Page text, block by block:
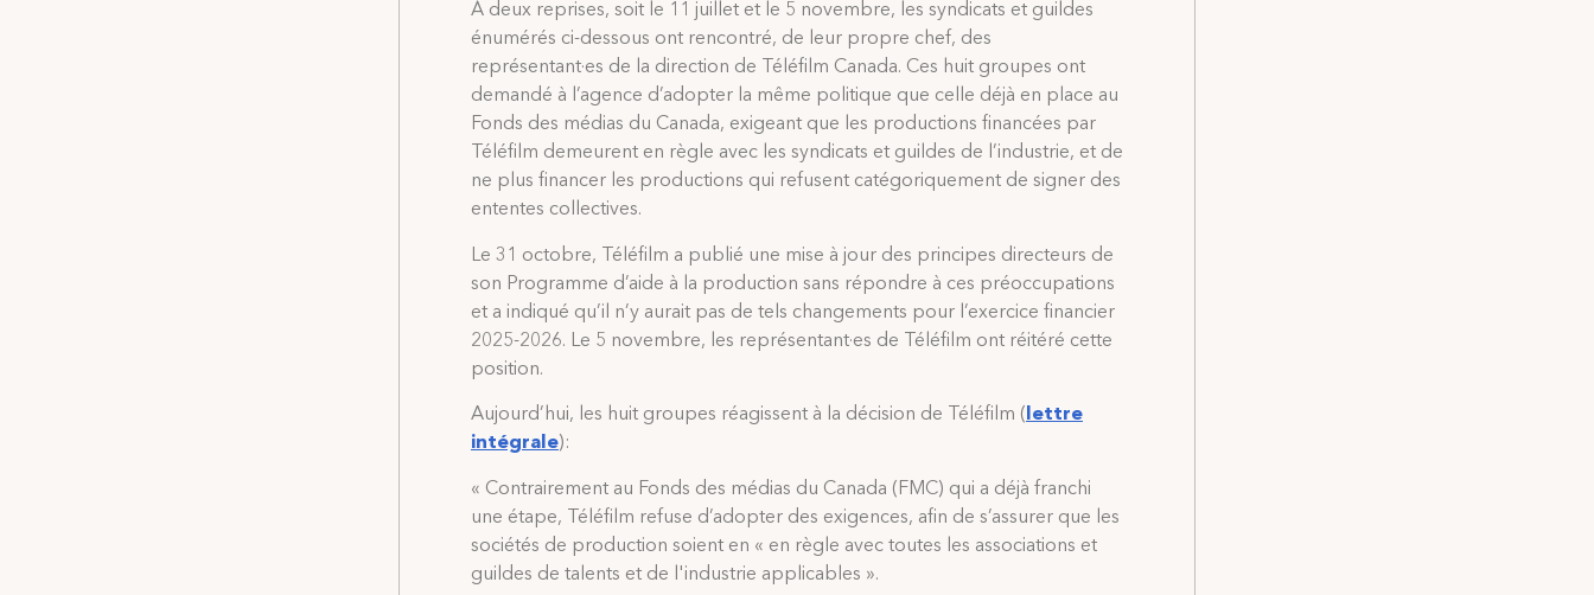
À deux reprises, soit le 11 juillet et le 5 novembre, les syndicats et guildes
énumérés ci-dessous ont rencontré, de leur propre chef, des
représentant·es de la direction de Téléfilm Canada. Ces huit groupes ont
demandé à l’agence d’adopter la même politique que celle déjà en place au
Fonds des médias du Canada, exigeant que les productions financées par
Téléfilm demeurent en règle avec les syndicats et guildes de l’industrie, et de
ne plus financer les productions qui refusent catégoriquement de signer des
ententes collectives.
Le 31 octobre, Téléfilm a publié une mise à jour des principes directeurs de
son Programme d’aide à la production sans répondre à ces préoccupations
et a indiqué qu’il n’y aurait pas de tels changements pour l’exercice financier
2025-2026. Le 5 novembre, les représentant·es de Téléfilm ont réitéré cette
position.
Aujourd’hui, les huit groupes réagissent à la décision de Téléfilm ( lettre
intégrale):
« Contrairement au Fonds des médias du Canada (FMC) qui a déjà franchi
une étape, Téléfilm refuse d’adopter des exigences, afin de s’assurer que les
sociétés de production soient en « en règle avec toutes les associations et
guildes de talents et de l'industrie applicables ».